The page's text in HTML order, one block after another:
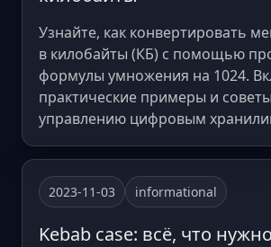
Узнайте, как конвертировать
в килобайты (КБ) с помощью
формулы умножения на 1024.
практические примеры и
управлению цифровым
2023-11-03 informational
Kebab case: всё, что